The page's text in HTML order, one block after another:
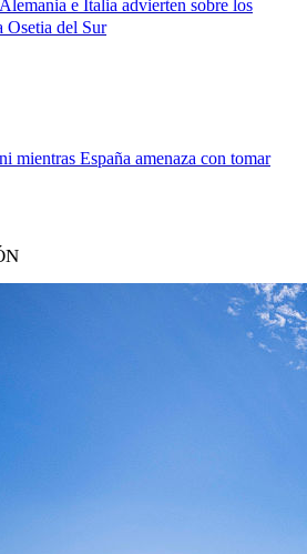
e Italia advierten sobre los
Osetia del Sur
mientras España amenaza con tomar